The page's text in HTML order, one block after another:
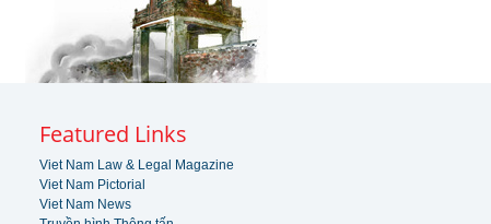
Featured Links
Viet Nam Law & Legal Magazine
Viet Nam Pictorial
Viet Nam News